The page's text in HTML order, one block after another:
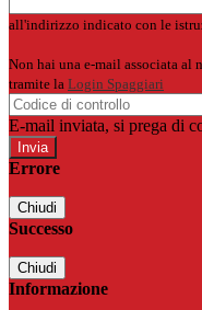
all'indirizzo indicato con le
Non hai una e-mail associata al
tramite la Login Spaggiari
E-mail inviata, si prega di
Errore
Chiudi
Successo
Chiudi
Informazione